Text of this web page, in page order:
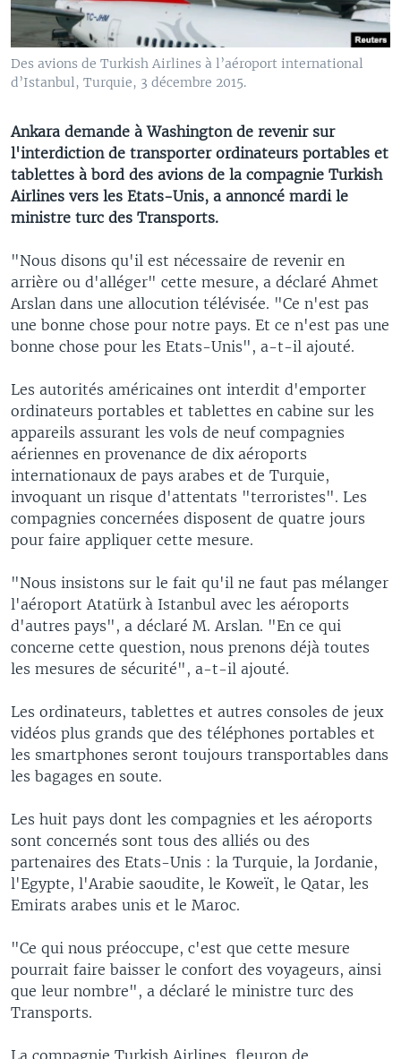
Des avions de Turkish Airlines à l’aéroport international
d’Istanbul, Turquie, 3 décembre 2015.
Ankara demande à Washington de revenir sur
l'interdiction de transporter ordinateurs portables et
tablettes à bord des avions de la compagnie Turkish
Airlines vers les Etats-Unis, a annoncé mardi le
ministre turc des Transports.
"Nous disons qu'il est nécessaire de revenir en
arrière ou d'alléger" cette mesure, a déclaré Ahmet
Arslan dans une allocution télévisée. "Ce n'est pas
une bonne chose pour notre pays. Et ce n'est pas une
bonne chose pour les Etats-Unis", a-t-il ajouté.
Les autorités américaines ont interdit d'emporter
ordinateurs portables et tablettes en cabine sur les
appareils assurant les vols de neuf compagnies
aériennes en provenance de dix aéroports
internationaux de pays arabes et de Turquie,
invoquant un risque d'attentats "terroristes". Les
compagnies concernées disposent de quatre jours
pour faire appliquer cette mesure.
"Nous insistons sur le fait qu'il ne faut pas mélanger
l'aéroport Atatürk à Istanbul avec les aéroports
d'autres pays", a déclaré M. Arslan. "En ce qui
concerne cette question, nous prenons déjà toutes
les mesures de sécurité", a-t-il ajouté.
Les ordinateurs, tablettes et autres consoles de jeux
vidéos plus grands que des téléphones portables et
les smartphones seront toujours transportables dans
les bagages en soute.
Les huit pays dont les compagnies et les aéroports
sont concernés sont tous des alliés ou des
partenaires des Etats-Unis : la Turquie, la Jordanie,
l'Egypte, l'Arabie saoudite, le Koweït, le Qatar, les
Emirats arabes unis et le Maroc.
"Ce qui nous préoccupe, c'est que cette mesure
pourrait faire baisser le confort des voyageurs, ainsi
que leur nombre", a déclaré le ministre turc des
Transports.
La compagnie Turkish Airlines, fleuron de